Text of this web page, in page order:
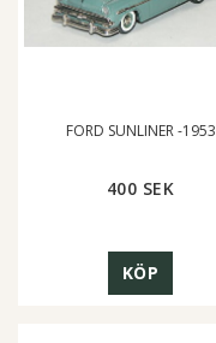
FORD SUNLINER -1953
400 SEK
KÖP